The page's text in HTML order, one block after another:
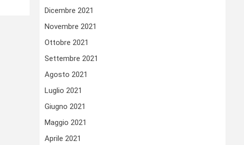
Dicembre 2021
Novembre 2021
Ottobre 2021
Settembre 2021
Agosto 2021
Luglio 2021
Giugno 2021
Maggio 2021
Aprile 2021